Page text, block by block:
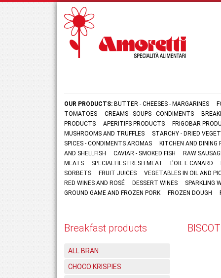
OUR PRODUCTS: BUTTER - CHEESES - MARGARINES
TOMATOES
CREAMS - SOUPS - CONDIMENTS
PRODUCTS
APERITIFS PRODUCTS
FRIGOBAR
MUSHROOMS AND TRUFFLES
STARCHY - DRIED
SPICES - CONDIMENTS AROMAS
KITCHEN AND
AND SHELLFISH
CAVIAR - SMOKED FISH
RAW
MEATS
SPECIALTIES FRESH MEAT L'OIE E CANARD
SORBETS
FRUIT JUICES
VEGETABLES IN OIL AND
RED WINES AND ROSÉ
DESSERT WINES
SPARKLING
GROUND GAME AND FROZEN PORK
FROZEN DOUGH
Breakfast products
ALL BRAN
CHOCO KRISPIES